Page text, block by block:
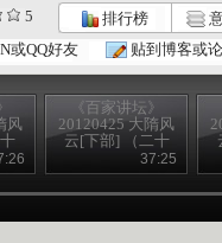
5 排行榜
或QQ好友 贴到博客或
风
《百家讲坛》
20120425 大隋风
云[下部] （二十
七）江都宫变
37:25